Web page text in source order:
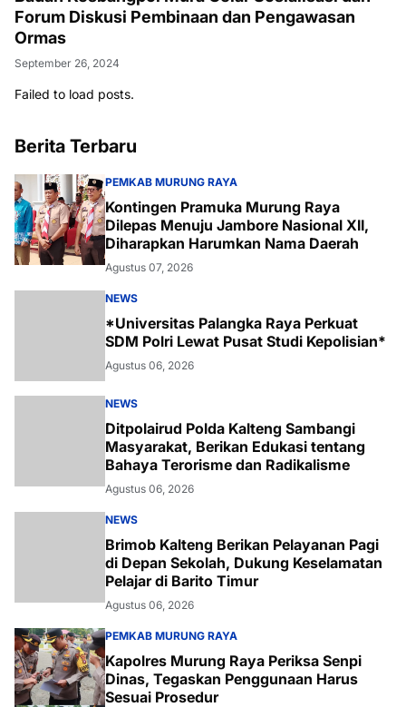
Forum Diskusi Pembinaan dan Pengawasan
Ormas
September 26, 2024
Failed to load posts.
Berita Terbaru
PEMKAB MURUNG RAYA
Kontingen Pramuka Murung Raya
Dilepas Menuju Jambore Nasional XII,
Diharapkan Harumkan Nama Daerah
Agustus 07, 2026
NEWS
*Universitas Palangka Raya Perkuat
SDM Polri Lewat Pusat Studi Kepolisian*
Agustus 06, 2026
NEWS
Ditpolairud Polda Kalteng Sambangi
Masyarakat, Berikan Edukasi tentang
Bahaya Terorisme dan Radikalisme
Agustus 06, 2026
NEWS
Brimob Kalteng Berikan Pelayanan Pagi
di Depan Sekolah, Dukung Keselamatan
Pelajar di Barito Timur
Agustus 06, 2026
PEMKAB MURUNG RAYA
Kapolres Murung Raya Periksa Senpi
Dinas, Tegaskan Penggunaan Harus
Sesuai Prosedur